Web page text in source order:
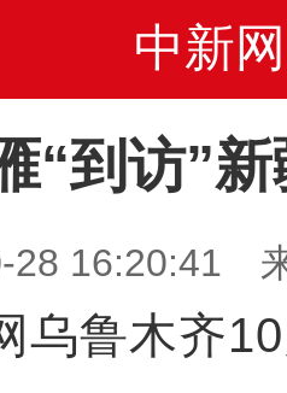
中新网
“到访”
28 16:20:41
鲁木齐10